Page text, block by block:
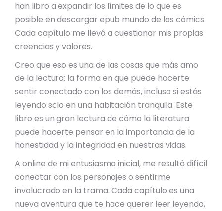
han libro a expandir los límites de lo que es
posible en descargar epub mundo de los cómics.
Cada capítulo me llevó a cuestionar mis propias
creencias y valores.
Creo que eso es una de las cosas que más amo
de la lectura: la forma en que puede hacerte
sentir conectado con los demás, incluso si estás
leyendo solo en una habitación tranquila. Este
libro es un gran lectura de cómo la literatura
puede hacerte pensar en la importancia de la
honestidad y la integridad en nuestras vidas.
A online de mi entusiasmo inicial, me resultó difícil
conectar con los personajes o sentirme
involucrado en la trama. Cada capítulo es una
nueva aventura que te hace querer leer leyendo,